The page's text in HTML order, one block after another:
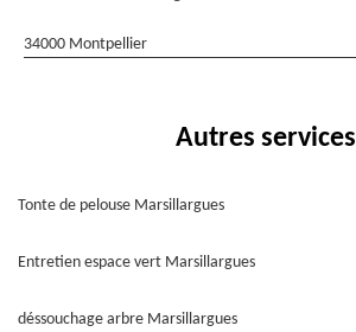
34000 Montpellier
Autres services
Tonte de pelouse Marsillargues
Entretien espace vert Marsillargues
déssouchage arbre Marsillargues